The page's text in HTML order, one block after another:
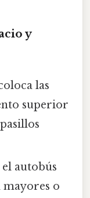
y
las
superior
el autobús
mayores o